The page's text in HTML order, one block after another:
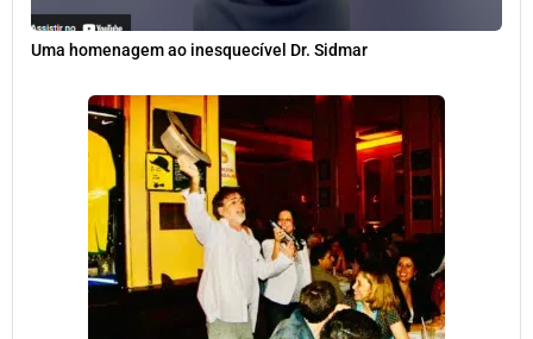
Uma homenagem ao inesquecível Dr. Sidmar